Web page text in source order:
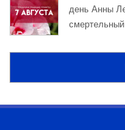
день Анны